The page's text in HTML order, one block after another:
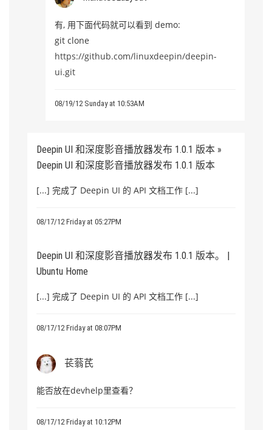
有, 用下面代码就可以看到 demo:
git clone
https://github.com/linuxdeepin/deepin-
ui.git
08/19/12 Sunday at 10:53AM
Deepin UI 和深度影音播放器发布 1.0.1 版本 »
Deepin UI 和深度影音播放器发布 1.0.1 版本
[...] 完成了 Deepin UI 的 API 文档工作 [...]
08/17/12 Friday at 05:27PM
Deepin UI 和深度影音播放器发布 1.0.1 版本。 |
Ubuntu Home
[...] 完成了 Deepin UI 的 API 文档工作 [...]
08/17/12 Friday at 08:07PM
苌蓊芪
能否放在devhelp里查看？
08/17/12 Friday at 10:12PM